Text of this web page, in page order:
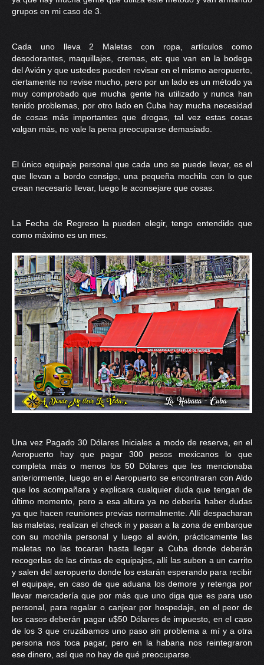
grupos en mi caso de 3.
Cada uno lleva 2 Maletas con ropa, artículos como
desodorantes, maquillajes, cremas, etc que van en la bodega
del Avión y que ustedes pueden revisar en el mismo aeropuerto,
ciertamente no revise mucho, pero por un lado es un método ya
muy comprobado que mucha gente ha utilizado y nunca han
tenido problemas, por otro lado en Cuba hay mucha necesidad
de cosas más importantes que drogas, tal vez estas cosas
valgan más, no vale la pena preocuparse demasiado.
El único equipaje personal que cada uno se puede llevar, es el
que llevan a bordo consigo, una pequeña mochila con lo que
crean necesario llevar, luego le aconsejare que cosas.
La Fecha de Regreso la pueden elegir, tengo entendido que
como máximo es un mes.
Una vez Pagado 30 Dólares Iniciales a modo de reserva, en el
Aeropuerto hay que pagar 300 pesos mexicanos lo que
completa más o menos los 50 Dólares que les mencionaba
anteriormente, luego en el Aeropuerto se encontraran con Aldo
que los acompañara y explicara cualquier duda que tengan de
último momento, pero a esa altura ya no debería haber dudas
ya que hacen reuniones previas normalmente. Allí despacharan
las maletas, realizan el check in y pasan a la zona de embarque
con su mochila personal y luego al avión, prácticamente las
maletas no las tocaran hasta llegar a Cuba donde deberán
recogerlas de las cintas de equipajes, allí las suben a un carrito
y salen del aeropuerto donde los estarán esperando para recibir
el equipaje, en caso de que aduana los demore y retenga por
llevar mercadería que por más que uno diga que es para uso
personal, para regalar o canjear por hospedaje, en el peor de
los casos deberán pagar u$50 Dólares de impuesto, en el caso
de los 3 que cruzábamos uno paso sin problema a mí y a otra
persona nos toca pagar, pero en la habana nos reintegraron
ese dinero, así que no hay de qué preocuparse.